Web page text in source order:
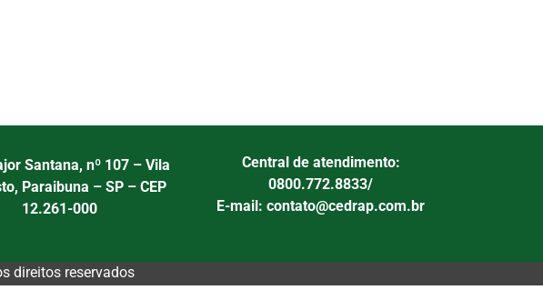
Santana, nº 107 – Vila
Paraibuna – SP – CEP
12.261-000
Central de atendimento:
0800.772.8833/
E-mail: contato@cedrap.com.br
direitos reservados